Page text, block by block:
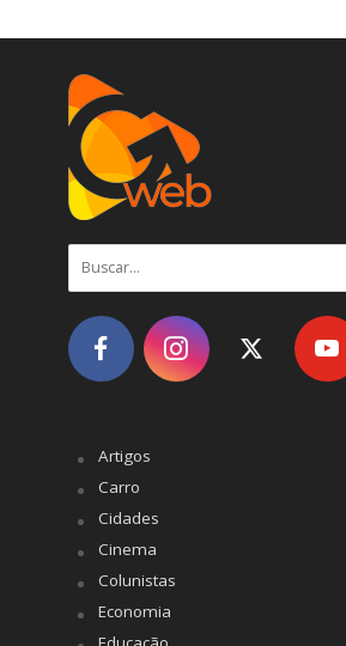
Artigos
Carro
Cidades
Cinema
Colunistas
Economia